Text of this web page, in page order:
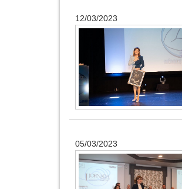
12/03/2023
05/03/2023